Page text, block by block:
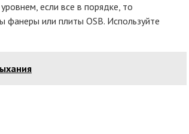
если все в порядке, то
фанеры или плиты OSB. Используйте